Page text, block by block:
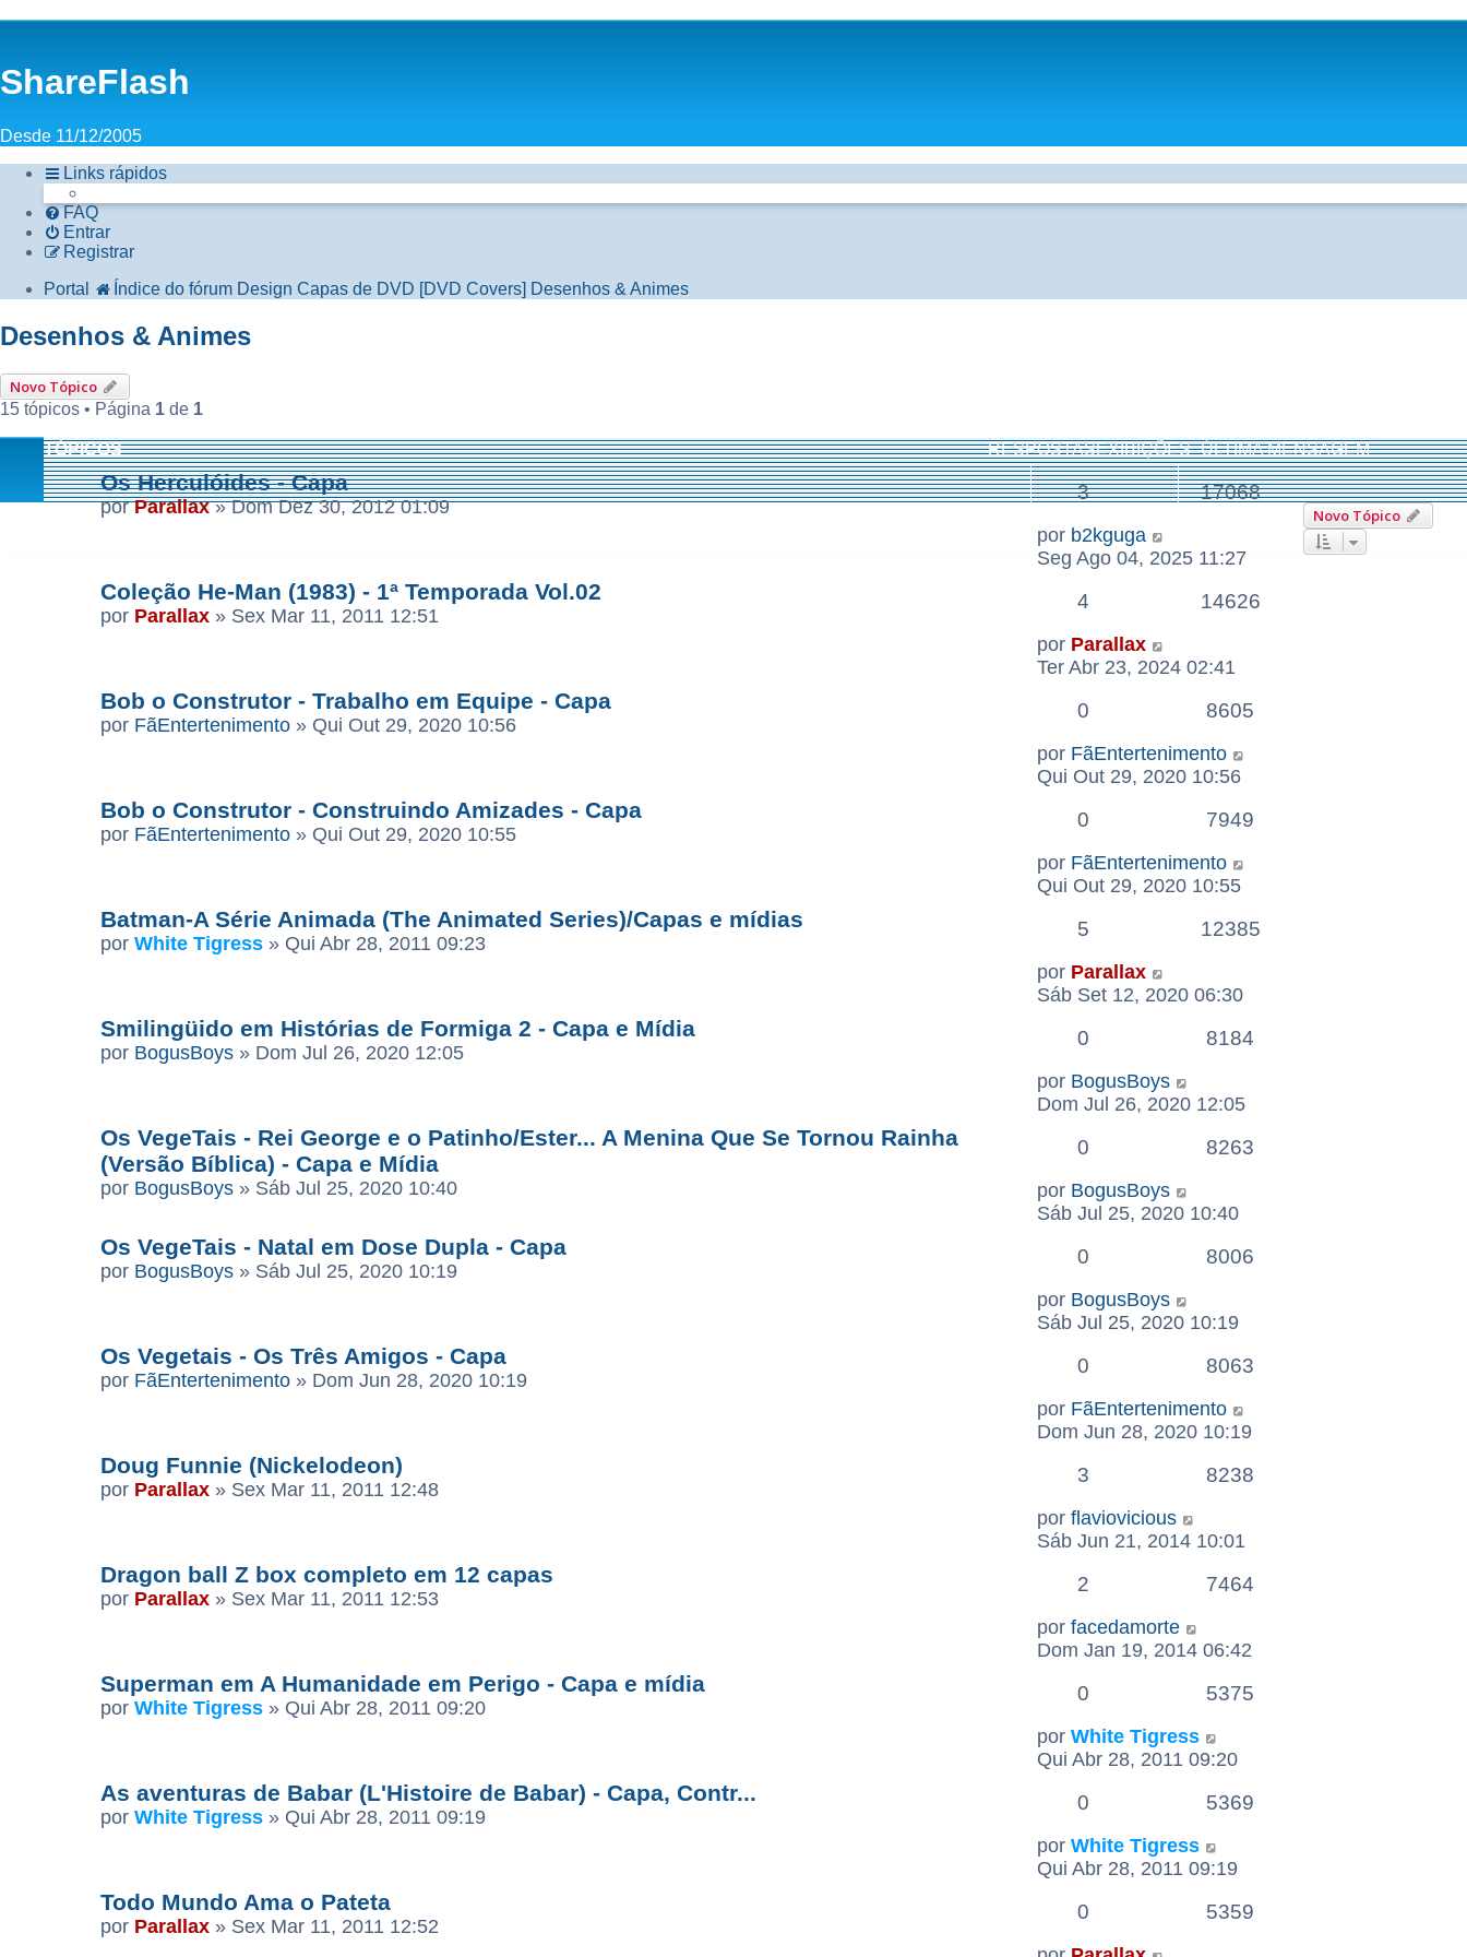
ShareFlash
Desde 11/12/2005
Links rápidos
FAQ
Entrar
Registrar
Portal
Índice do fórum Design Capas de DVD [DVD Covers] Desenhos & Animes
Desenhos & Animes
Novo Tópico
15 tópicos • Página 1 de 1
TÓPICOS RESPOSTASEXIBIÇÕES ÚLTIMA MENSAGEM
Os Herculóides - Capa
porParallax»Dom Dez 30, 2012 01:09
3 17068
por b2kguga
Seg Ago 04, 2025 11:27
Coleção He-Man (1983) - 1ª Temporada Vol.02
por Parallax » Sex Mar 11, 2011 12:51
4 14626
por Parallax
Ter Abr 23, 2024 02:41
Bob o Construtor - Trabalho em Equipe - Capa
por FãEntertenimento » Qui Out 29, 2020 10:56
0 8605
por FãEntertenimento
Qui Out 29, 2020 10:56
Bob o Construtor - Construindo Amizades - Capa
por FãEntertenimento » Qui Out 29, 2020 10:55
0 7949
por FãEntertenimento
Qui Out 29, 2020 10:55
Batman-A Série Animada (The Animated Series)/Capas e mídias
por White Tigress » Qui Abr 28, 2011 09:23
5 12385
por Parallax
Sáb Set 12, 2020 06:30
Smilingüido em Histórias de Formiga 2 - Capa e Mídia
por BogusBoys » Dom Jul 26, 2020 12:05
0 8184
por BogusBoys
Dom Jul 26, 2020 12:05
Os VegeTais - Rei George e o Patinho/Ester... A Menina Que Se Tornou Rainha
(Versão Bíblica) - Capa e Mídia
por BogusBoys » Sáb Jul 25, 2020 10:40
0 8263
por BogusBoys
Sáb Jul 25, 2020 10:40
Os VegeTais - Natal em Dose Dupla - Capa
por BogusBoys » Sáb Jul 25, 2020 10:19
0 8006
por BogusBoys
Sáb Jul 25, 2020 10:19
Os Vegetais - Os Três Amigos - Capa
por FãEntertenimento » Dom Jun 28, 2020 10:19
0 8063
por FãEntertenimento
Dom Jun 28, 2020 10:19
Doug Funnie (Nickelodeon)
por Parallax » Sex Mar 11, 2011 12:48
3 8238
por flaviovicious
Sáb Jun 21, 2014 10:01
Dragon ball Z box completo em 12 capas
por Parallax » Sex Mar 11, 2011 12:53
2 7464
por facedamorte
Dom Jan 19, 2014 06:42
Superman em A Humanidade em Perigo - Capa e mídia
por White Tigress » Qui Abr 28, 2011 09:20
0 5375
por White Tigress
Qui Abr 28, 2011 09:20
As aventuras de Babar (L'Histoire de Babar) - Capa, Contr...
por White Tigress » Qui Abr 28, 2011 09:19
0 5369
por White Tigress
Qui Abr 28, 2011 09:19
Todo Mundo Ama o Pateta
por Parallax » Sex Mar 11, 2011 12:52
0 5359
Novo Tópico